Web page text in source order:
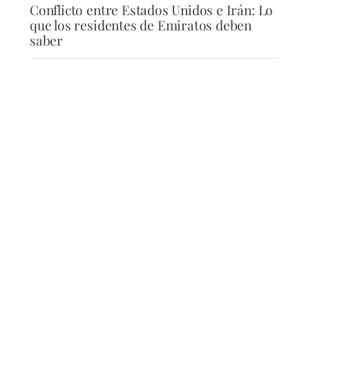
Conflicto entre Estados Unidos e Irán: Lo
que los residentes de Emiratos deben
saber